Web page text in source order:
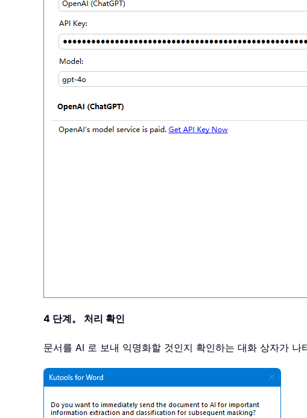
4 단계。 처리 확인
문서를 AI 로 보내 익명화할 것인지 확인하는 대화 상자가 나